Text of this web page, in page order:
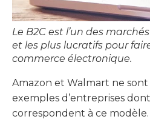
Le B2C est l’un des
et les plus lucratifs pour
commerce électronique.
Amazon et Walmart ne
exemples d’entreprises
correspondent à ce modèle.